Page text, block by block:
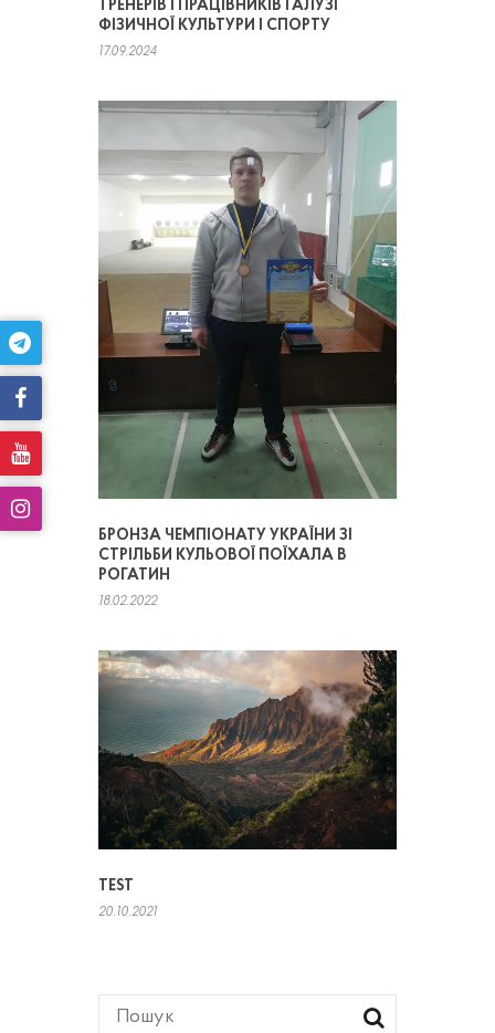
ТРЕНЕРІВ І ПРАЦІВНИКІВ ГАЛУЗІ
ФІЗИЧНОЇ КУЛЬТУРИ І СПОРТУ
17.09.2024
БРОНЗА ЧЕМПІОНАТУ УКРАЇНИ ЗІ
СТРІЛЬБИ КУЛЬОВОЇ ПОЇХАЛА В
РОГАТИН
18.02.2022
TEST
20.10.2021